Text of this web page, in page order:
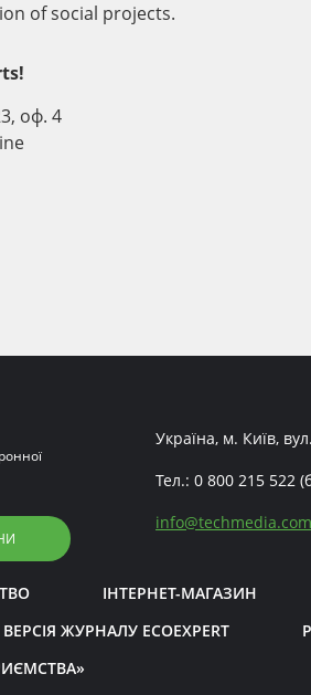
of social projects.
оф. 4
Україна, м. Київ,
Тел.: 0 800 215 522
info@
ІНТЕРНЕТ-МАГАЗИН
ЖУРНАЛУ ECOEXPERT